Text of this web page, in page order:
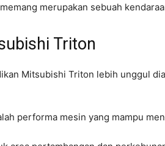
merupakan sebuah
Triton
Mitsubishi Triton lebih unggul
performa mesin yang mampu